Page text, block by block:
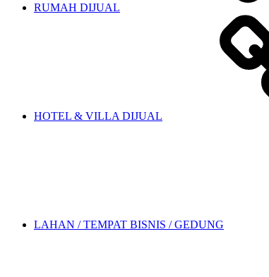
RUMAH DIJUAL
HOTEL & VILLA DIJUAL
LAHAN / TEMPAT BISNIS / GEDUNG